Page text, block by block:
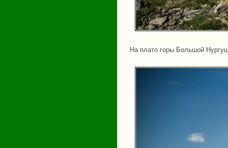
На плато горы Большой